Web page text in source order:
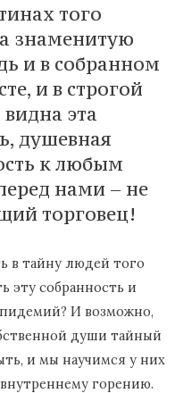
того
знаменитую
и в собранном
и в строгой
эта
душевная
к любым
нами – не
торговец!
в тайну людей того
эту собранность и
И возможно,
души тайный
и мы научимся у них
горению.